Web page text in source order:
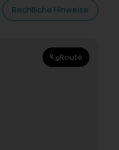
Rechtliche Hinweise
Route